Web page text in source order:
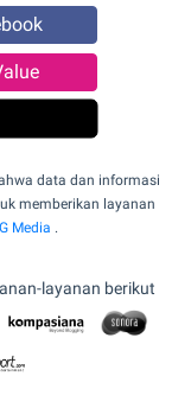
data dan informasi
memberikan layanan
Media .
layanan berikut